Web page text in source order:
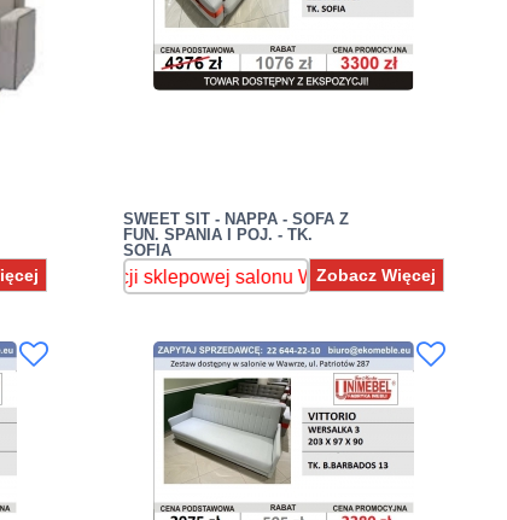
salonu Warszawa Wawer,ul.Patriotów 287 ,
SWEET SIT - NAPPA - SOFA Z
FUN. SPANIA I POJ. - TK.
SOFIA
sklepowej salonu Warszawa Wawer,ul.Patriotów
Zobacz Więcej